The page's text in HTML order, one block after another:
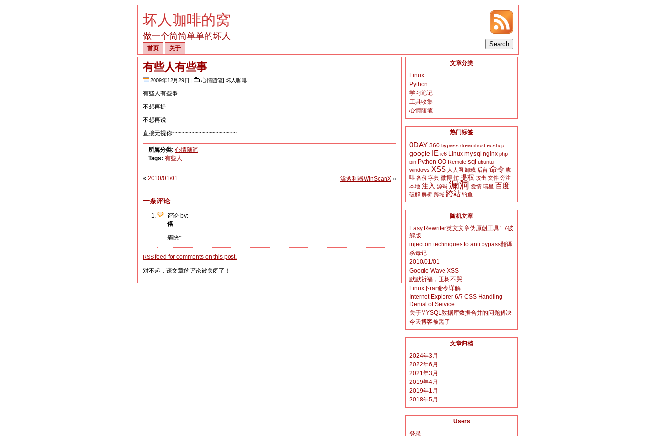
坏人咖啡的窝
做一个简简单单的坏人
首页 关于
有些人有些事
2009年12月29日 | 心情随笔| 坏人咖啡
有些人有些事
不想再提
不想再说
直接无视你~~~~~~~~~~~~~~~~~~~
所属分类: 心情随笔
Tags: 有些人
« 2010/01/01 渗透利器WinScanX »
一条评论
评论 by:
佫
痛快~
RSS feed for comments on this post.
对不起，该文章的评论被关闭了！
文章分类
Linux
Python
学习笔记
工具收集
心情随笔
热门标签
0DAY 360 bypass dreamhost ecshop
google IE ie6 Linux mysql nginx php
pin Python QQ Remote sql ubuntu
windows XSS 人人网 卸载 后台 命令 咖
啡 备份 字典 微博 忙 提权 攻击 文件 旁注
本地 注入 源码 漏洞 爱情 瑞星 百度
破解 解析 跨域 跨站 钓鱼
随机文章
Easy Rewriter英文文章伪原创工具1.7破
解版
injection techniques to anti bypass翻译
杀毒记
2010/01/01
Google Wave XSS
默默祈福，玉树不哭
Linux下rar命令详解
Internet Explorer 6/7 CSS Handling
Denial of Service
关于MYSQL数据库数据合并的问题解决
今天博客被黑了
文章归档
2024年3月
2022年6月
2021年3月
2019年4月
2019年1月
2018年5月
Users
登录